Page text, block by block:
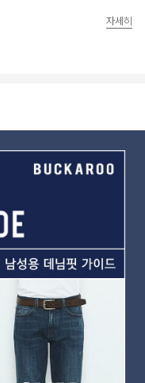
자세히